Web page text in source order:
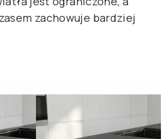
zachowuje bardziej